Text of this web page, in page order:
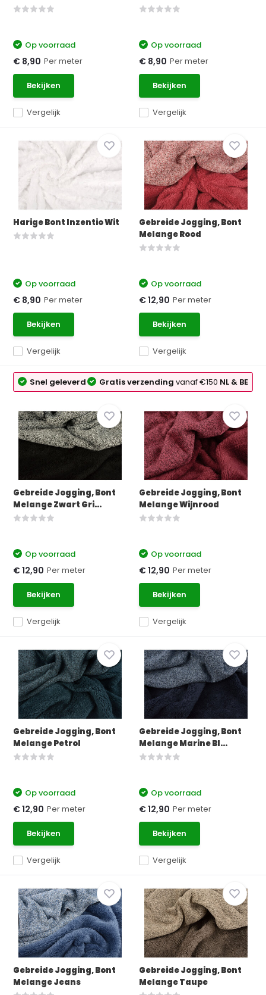
Vergelijk
Op voorraad
€ 8,90 Per meter
Bekijken
Vergelijk
Op voorraad
€ 8,90 Per meter
Bekijken
Harige Bont Inzentio Wit
Vergelijk
Op voorraad
€ 8,90 Per meter
Bekijken
Gebreide Jogging, Bont
Melange Rood
Vergelijk
Op voorraad
€ 12,90 Per meter
Bekijken
Snel geleverd Gratis verzendingvanaf €150 NL & BE
Gebreide Jogging, Bont
Melange Zwart Gri...
Vergelijk
Op voorraad
€ 12,90 Per meter
Bekijken
Gebreide Jogging, Bont
Melange Wijnrood
Vergelijk
Op voorraad
€ 12,90 Per meter
Bekijken
Gebreide Jogging, Bont
Melange Petrol
Vergelijk
Op voorraad
€ 12,90 Per meter
Bekijken
Gebreide Jogging, Bont
Melange Marine Bl...
Vergelijk
Op voorraad
€ 12,90 Per meter
Bekijken
Gebreide Jogging, Bont
Melange Jeans
Gebreide Jogging, Bont
Melange Taupe